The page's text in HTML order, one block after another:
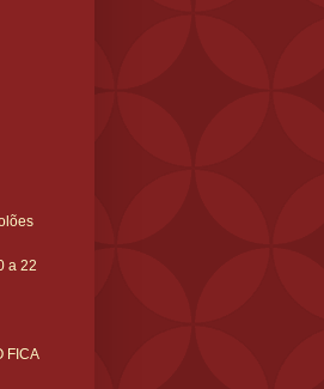
a 22
FICA